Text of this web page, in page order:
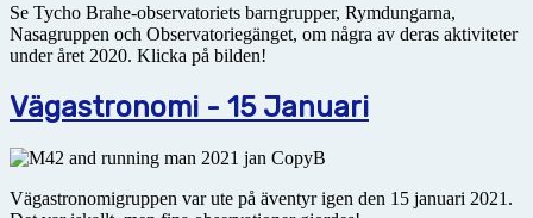
Se Tycho Brahe-observatoriets barngrupper, Rymdungarna,
Nasagruppen och Observatoriegänget, om några av deras aktiviteter
under året 2020. Klicka på bilden!
Vägastronomi - 15 Januari
Vägastronomigruppen var ute på äventyr igen den 15 januari 2021.